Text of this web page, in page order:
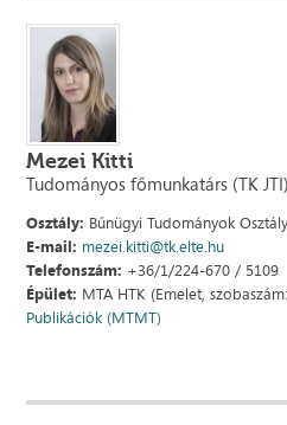
Mezei Kitti
Tudományos főmunkatárs (TK JTI)
Osztály: Bűnügyi Tudományok
E-mail: mezei.kitti@tk.elte.hu
Telefonszám: +36/1/224-670 / 5109
Épület: MTA HTK (Emelet,
Publikációk (MTMT)